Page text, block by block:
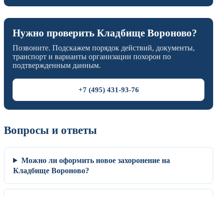
Нужно проверить Кладбище Вороново?
Позвоните. Подскажем порядок действий, документы,
транспорт и варианты организации похорон по
подтвержденным данным.
+7 (495) 431-93-76
Вопросы и ответы
Можно ли оформить новое захоронение на
Кладбище Вороново?